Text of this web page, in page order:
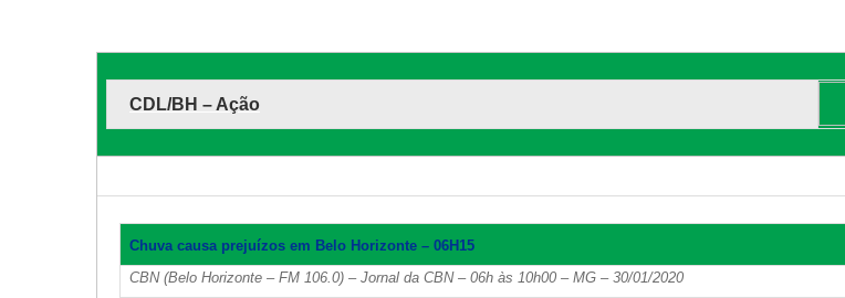
CDL/BH – Ação
Chuva causa prejuízos em Belo Horizonte – 06H15
CBN (Belo Horizonte – FM 106.0) – Jornal da CBN – 06h às 10h00 – MG – 30/01/2020